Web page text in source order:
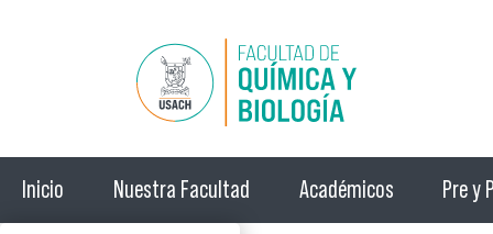
Inicio Nuestra Facultad Académicos Pre y